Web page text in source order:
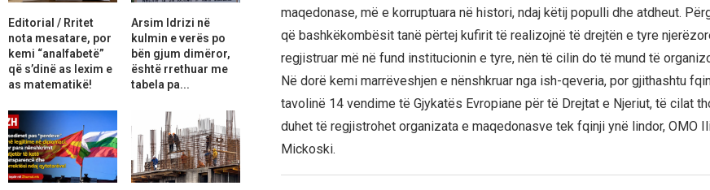
maqedonase, më e korruptuara në histori, ndaj këtij populli dhe atdheut.
që bashkëkombësit tanë përtej kufirit të realizojnë të drejtën e tyre
regjistruar më në fund institucionin e tyre, nën të cilin do të mund të
Në dorë kemi marrëveshjen e nënshkruar nga ish-qeveria, por gjithashtu
tavolinë 14 vendime të Gjykatës Evropiane për të Drejtat e Njeriut, të cilat
duhet të regjistrohet organizata e maqedonasve tek fqinji ynë lindor, OMO
Mickoski.
Editorial / Rritet
nota mesatare, por
kemi “analfabetë”
që s’dinë as lexim e
as matematikë!
Arsim Idrizi në
kulmin e verës po
bën gjum dimëror,
është rrethuar me
tabela pa...